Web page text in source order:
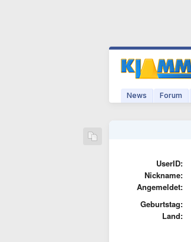
News Forum
UserID:
Nickname:
Angemeldet:
Geburtstag:
Land: